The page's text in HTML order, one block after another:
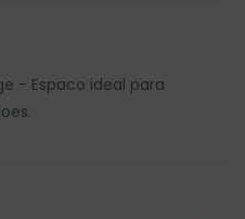
- Espaco ideal para